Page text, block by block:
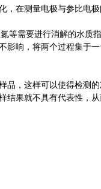
，在测量电极与参比电
需要进行消解的水质
影响，将两个过程集于
，这样可以使得检测的
结果就不具有代表性，